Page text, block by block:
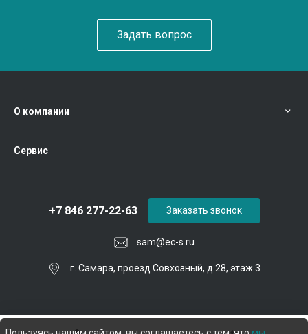
Задать вопрос
О компании
Сервис
sam@ec-s.ru
+7 846 277-22-63
г. Самара, проезд Совхозный, д.28, этаж 3
Заказать звонок